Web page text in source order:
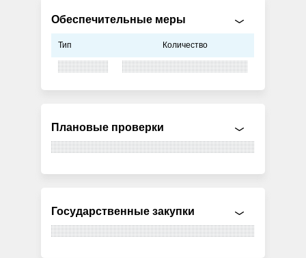
Обеспечительные меры
Тип Количество
Плановые проверки
Государственные закупки